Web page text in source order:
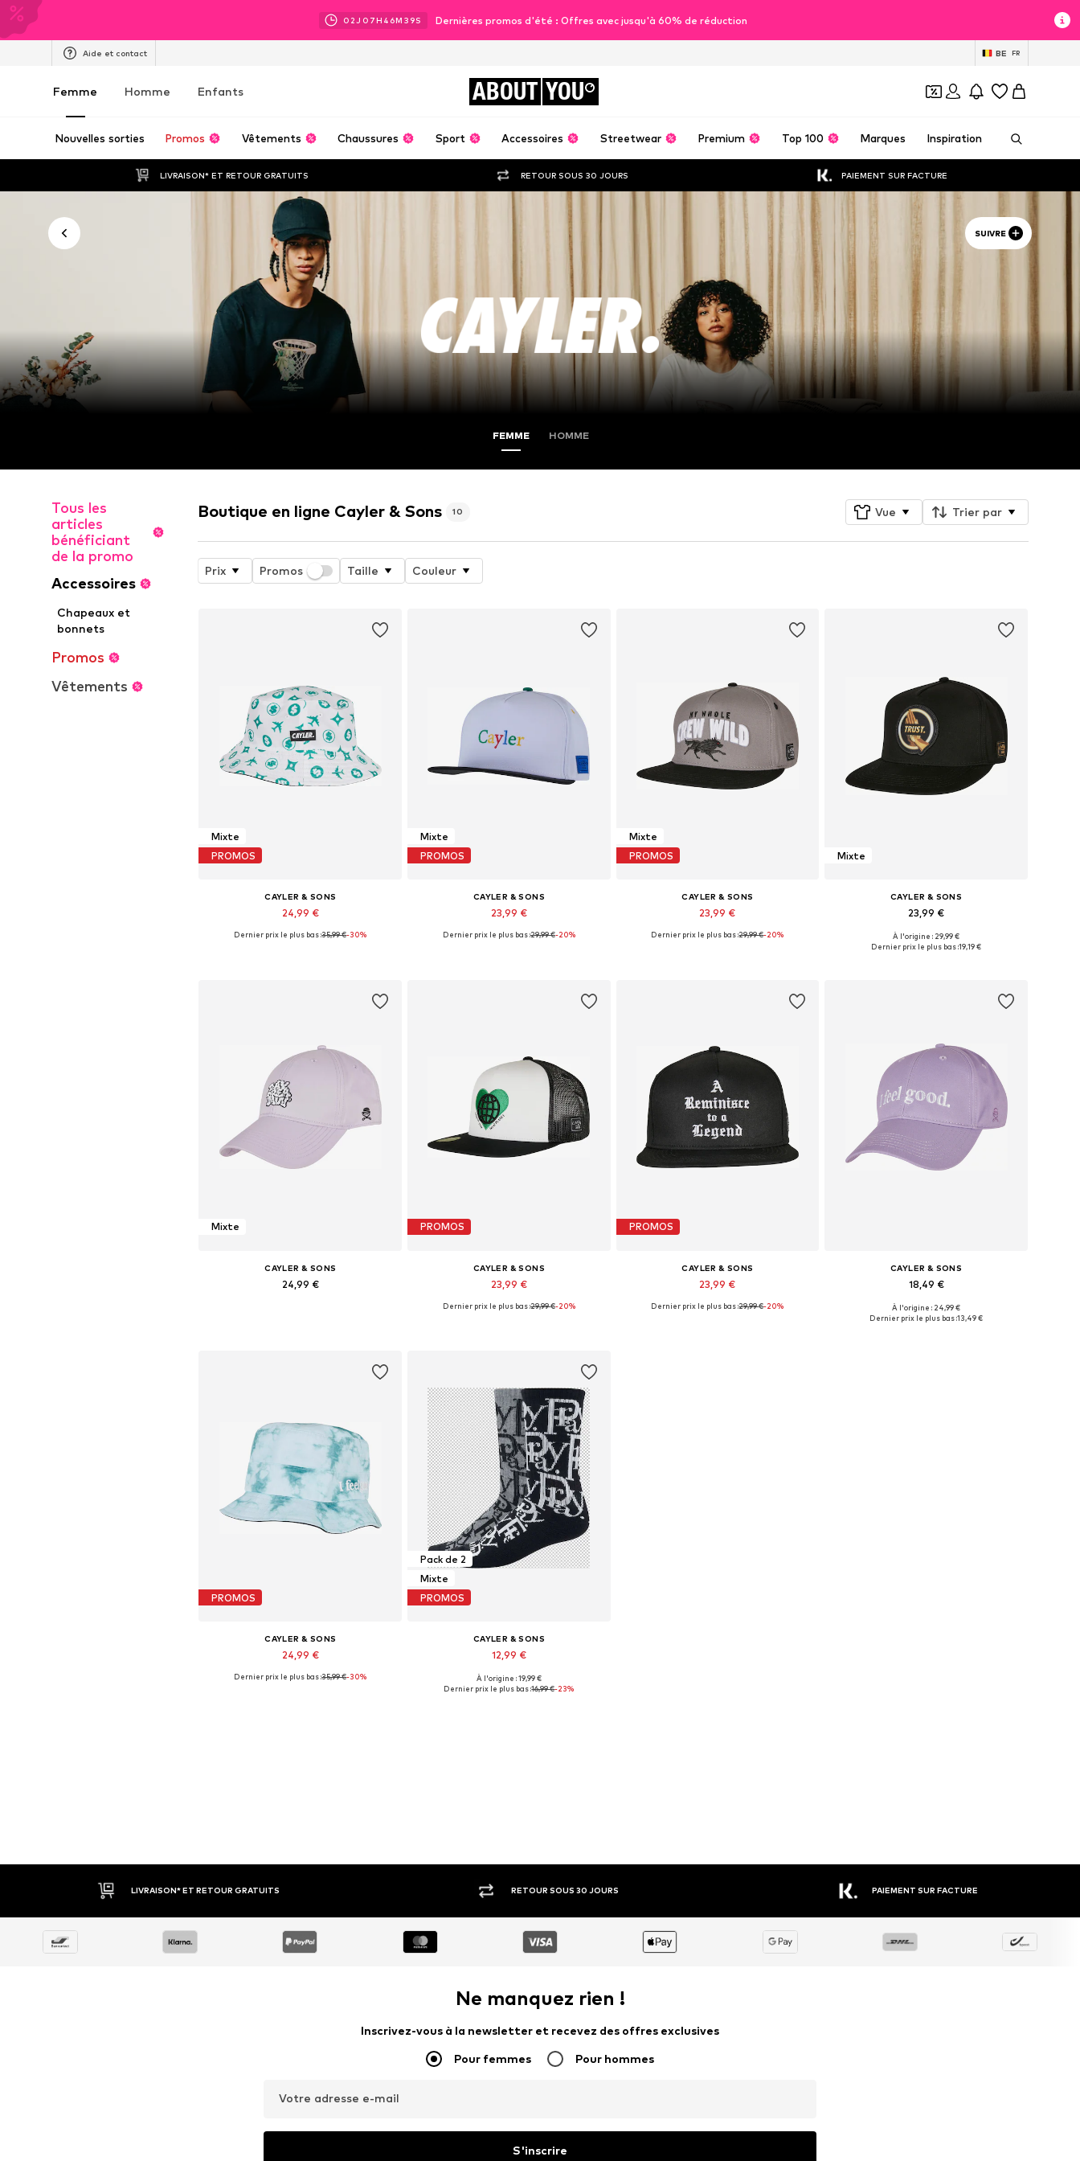
02J 07H 46M 38S Dernières promos d'été : Offres avec jusqu'à 60% de réduction
Aide et contact BE FR
Femme Homme Enfants ABOUT YOU
Nouvelles sorties Promos Vêtements Chaussures Sport Accessoires Streetwear Premium Top 100 Marques Inspiration
LIVRAISON* ET RETOUR GRATUITS RETOUR SOUS 30 JOURS PAIEMENT SUR FACTURE
SUIVRE
FEMME HOMME
Tous les
articles
bénéficiant
de la promo
Accessoires
Chapeaux et
bonnets
Promos
Vêtements
Boutique en ligne Cayler & Sons 10 Vue Trier par
Prix Promos Taille Couleur
Mixte
PROMOS
CAYLER & SONS
24,99 €
Tailles disponibles: 55-60
Dernier prix le plus bas :35,99 €-30%
Mixte
PROMOS
CAYLER & SONS
23,99 €
Tailles disponibles: 55-60
Dernier prix le plus bas :29,99 €-20%
Mixte
PROMOS
CAYLER & SONS
23,99 €
Tailles disponibles: 55-60
Dernier prix le plus bas :29,99 €-20%
Mixte
CAYLER & SONS
23,99 €
Tailles disponibles: 55-60
À l'origine : 29,99 €
Dernier prix le plus bas :19,19 €
Mixte
CAYLER & SONS
24,99 €
PROMOS
CAYLER & SONS
23,99 €
Tailles disponibles: 55-60
Dernier prix le plus bas :29,99 €-20%
PROMOS
CAYLER & SONS
23,99 €
Tailles disponibles: 55-60
Dernier prix le plus bas :29,99 €-20%
CAYLER & SONS
18,49 €
Tailles disponibles: 55-60
À l'origine : 24,99 €
Dernier prix le plus bas :13,49 €
PROMOS
CAYLER & SONS
24,99 €
Tailles disponibles: 55-60
Dernier prix le plus bas :35,99 €-30%
Pack de 2
Mixte
PROMOS
CAYLER & SONS
12,99 €
Tailles disponibles: 39-42, 43-46
À l'origine : 19,99 €
Dernier prix le plus bas :16,99 €-23%
LIVRAISON* ET RETOUR GRATUITS RETOUR SOUS 30 JOURS PAIEMENT SUR FACTURE
Ne manquez rien !
Inscrivez-vous à la newsletter et recevez des offres exclusives
Pour femmes Pour hommes
Votre adresse e-mail
S'inscrire